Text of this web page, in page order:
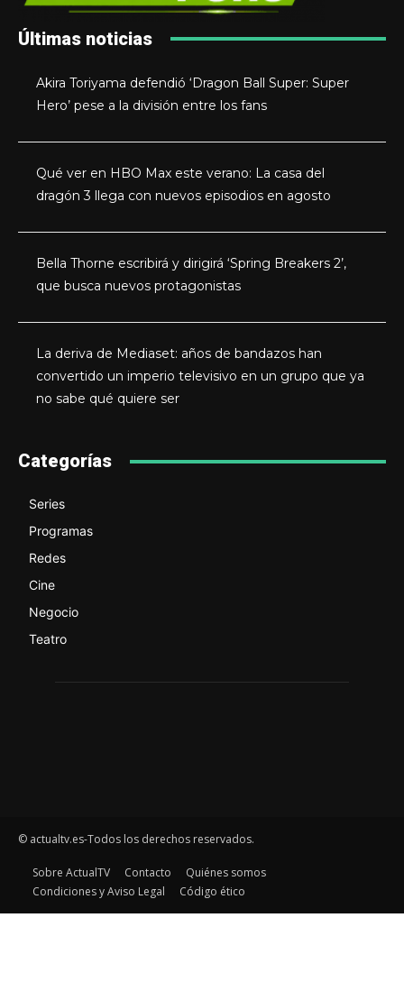
Últimas noticias
Akira Toriyama defendió ‘Dragon Ball Super: Super
Hero’ pese a la división entre los fans
Qué ver en HBO Max este verano: La casa del
dragón 3 llega con nuevos episodios en agosto
Bella Thorne escribirá y dirigirá ‘Spring Breakers 2’,
que busca nuevos protagonistas
La deriva de Mediaset: años de bandazos han
convertido un imperio televisivo en un grupo que ya
no sabe qué quiere ser
Categorías
Series
Programas
Redes
Cine
Negocio
Teatro
© actualtv.es-Todos los derechos reservados.
Sobre ActualTV Contacto
Quiénes somos
Condiciones y Aviso Legal
Código ético